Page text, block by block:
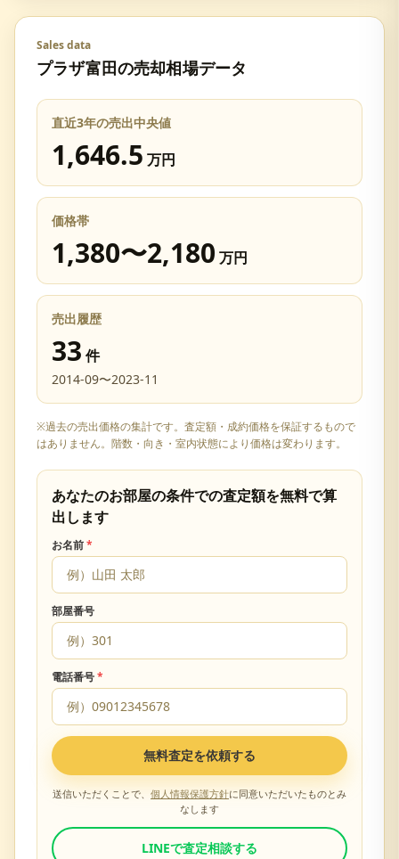
Sales data
プラザ富田 の売却相場データ
直近3年の売出中央値
1,646.5 万円
価格帯
1,380〜2,180 万円
売出履歴
33 件
2014-09〜2023-11
※過去の売出価格の集計です。査定額・成約価格を保証するもので
はありません。階数・向き・室内状態により価格は変わります。
あなたのお部屋の条件での査定額を無料で算
出します
お名前*
部屋番号
電話番号*
無料査定を依頼する
送信いただくことで、 個人情報保護方針に同意いただいたものとみ
なします
LINEで査定相談する